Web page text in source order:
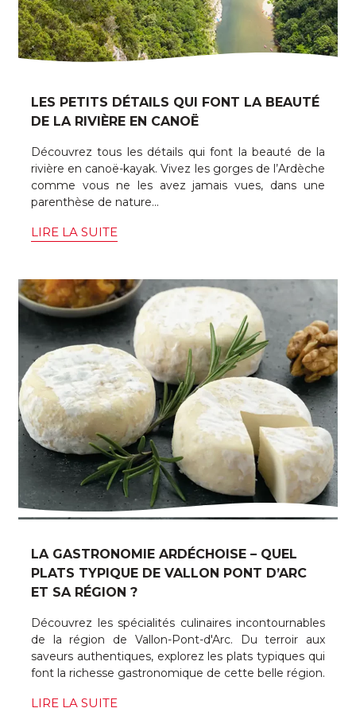
LES PETITS DÉTAILS QUI FONT LA BEAUTÉ
DE LA RIVIÈRE EN CANOË
Découvrez tous les détails qui font la beauté de la
rivière en canoë-kayak. Vivez les gorges de l’Ardèche
comme vous ne les avez jamais vues, dans une
parenthèse de nature...
LIRE LA SUITE
LA GASTRONOMIE ARDÉCHOISE – QUEL
PLATS TYPIQUE DE VALLON PONT D’ARC
ET SA RÉGION ?
Découvrez les spécialités culinaires incontournables
de la région de Vallon-Pont-d'Arc. Du terroir aux
saveurs authentiques, explorez les plats typiques qui
font la richesse gastronomique de cette belle région.
LIRE LA SUITE